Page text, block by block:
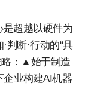
是超越以硬件为
判断·行动的“具
略：▲始于制造
业构建AI机器